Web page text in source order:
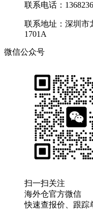
联系电话：
联系地址：深圳市
1701A
微信公众号
扫一扫关注
海外仓官方微信
快速查报价、跟踪